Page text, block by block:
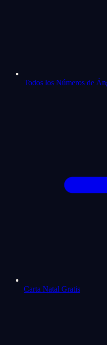
Todos los Números de
Carta Natal Gratis